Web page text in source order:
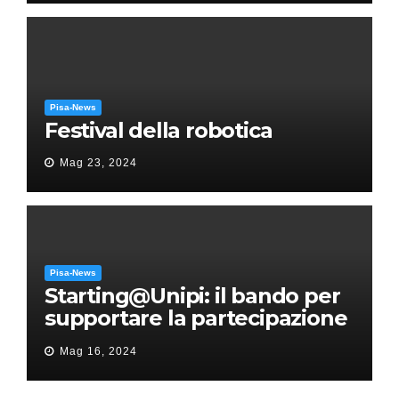
Pisa-News
Festival della robotica
Mag 23, 2024
Pisa-News
Starting@Unipi: il bando per
supportare la partecipazione
all’ERC Starting Grant
Mag 16, 2024